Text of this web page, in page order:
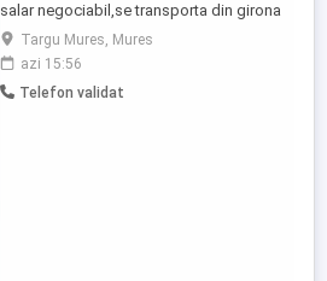
salar negociabil,se transporta din girona
.sp-fr-bl ,mai multe detali la tef.
Targu Mures, Mures
azi 15:56
Telefon validat